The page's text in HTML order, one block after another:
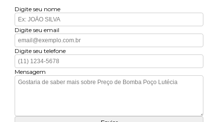
Digite seu nome
Digite seu email
Digite seu telefone
Mensagem